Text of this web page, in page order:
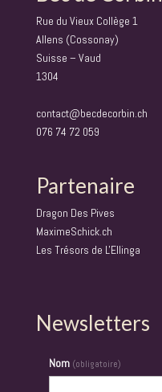
Rue du Vieux Collège 1
Allens (Cossonay)
Suisse – Vaud
1304
contact@becdecorbin.ch
076 74 72 059
Partenaire
Dragon Des Pives
MaximeSchick.ch
Les Trésors de L'Ellinga
Newsletters
Nom (obligatoire)